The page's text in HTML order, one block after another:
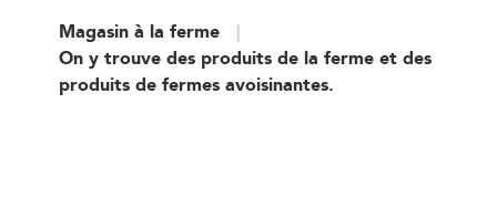
Magasin à la ferme
On y trouve des produits de la ferme et des
produits de fermes avoisinantes.